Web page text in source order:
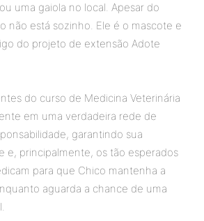
uma gaiola no local. Apesar do
não está sozinho. Ele é o mascote e
do projeto de extensão Adote
do curso de Medicina Veterinária
em uma verdadeira rede de
garantindo sua
e, principalmente, os tão esperados
para que Chico mantenha a
aguarda a chance de uma